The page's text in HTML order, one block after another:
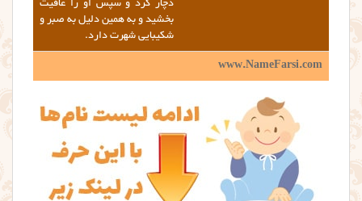
دچار کرد و سپس او را عافیت
بخشید و به همین دلیل به صبر و
شکیبایی شهرت دارد.
www.NameFarsi.com